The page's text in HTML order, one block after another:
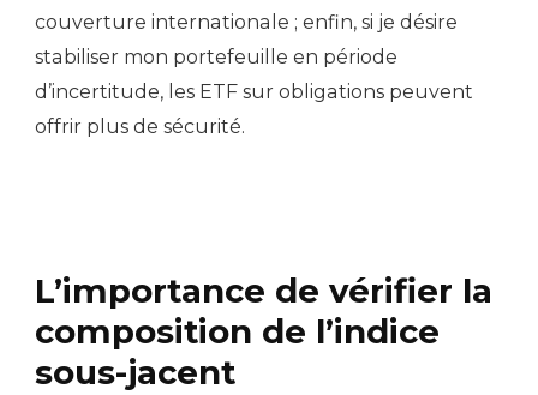
couverture internationale ; enfin, si je désire
stabiliser mon portefeuille en période
d’incertitude, les ETF sur obligations peuvent
offrir plus de sécurité.
L’importance de vérifier la
composition de l’indice
sous-jacent